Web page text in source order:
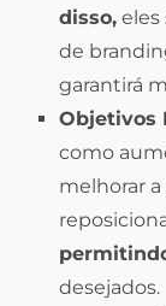
disso, eles
de
garantirá
Objetivos
como
melhorar
desejados.